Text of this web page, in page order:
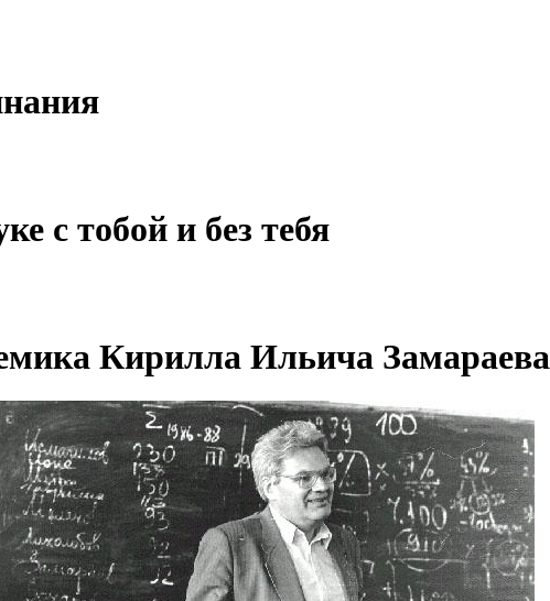
с тобой и без тебя
Кирилла Ильича Замараева